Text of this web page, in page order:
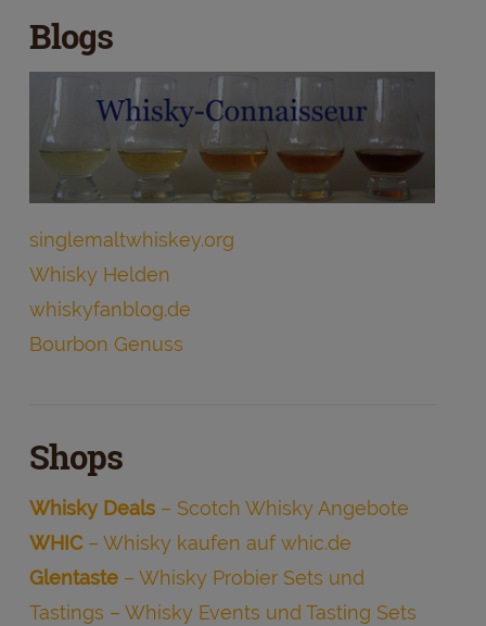
Blogs
singlemaltwhiskey.org
Whisky Helden
whiskyfanblog.de
Bourbon Genuss
Shops
Whisky Deals– Scotch Whisky Angebote
WHIC – Whisky kaufen auf whic.de
Glentaste – Whisky Probier Sets und
Tastings – Whisky Events und Tasting Sets